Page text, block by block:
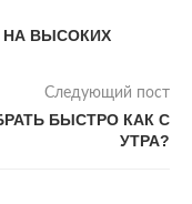
НА ВЫСОКИХ
Следующий пост
БЫСТРО КАК С
УТРА?